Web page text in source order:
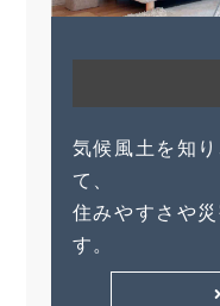
気候風土を知
て、
住みやすさや
す。